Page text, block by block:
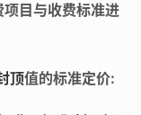
目与收费标准进
顶值的标准定价: